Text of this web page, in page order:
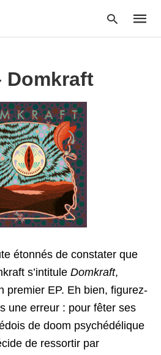
Domkraft
étonnés de constater que
s’intitule Domkraft,
premier EP. Eh bien, figurez-
une erreur : pour fêter ses
de doom psychédélique
de ressortir par